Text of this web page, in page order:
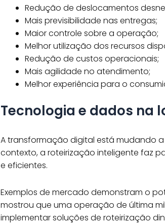
Redução de deslocamentos
Mais previsibilidade nas entregas;
Maior controle sobre a operação;
Melhor utilização dos recursos
Redução de custos operacionais;
Mais agilidade no atendimento;
Melhor experiência para o
Tecnologia e dados na
A transformação digital está mudando
contexto, a roteirização inteligente faz
e eficientes.
Exemplos de mercado demonstram o
mostrou que uma operação de última
implementar soluções de roteirização